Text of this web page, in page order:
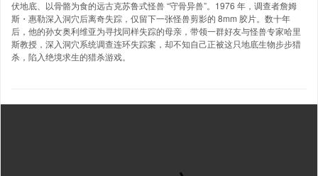
伏地底、以骨骼为食的远古克苏鲁式怪兽 “守骨异兽”。1976 年，调查者詹姆
斯・惠勒深入洞穴后离奇失踪，仅留下一张怪兽剪影的 8mm 胶片。数十年
后，他的孙女奥利维亚为寻找同样失踪的母亲，带领一群好友与怪兽专家哈里
斯教授，深入洞穴系统调查连环失踪案，却不知自己正被这只地底生物步步猎
杀，陷入绝境求生的猎杀游戏。